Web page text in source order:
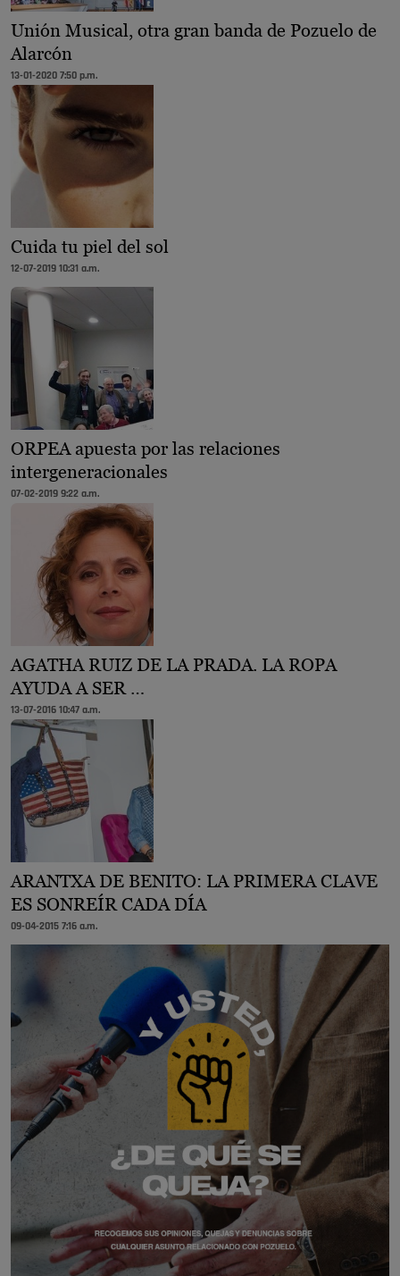
Unión Musical, otra gran banda de Pozuelo de
Alarcón
13-01-2020 7:50 p.m.
Cuida tu piel del sol
12-07-2019 10:31 a.m.
ORPEA apuesta por las relaciones
intergeneracionales
07-02-2019 9:22 a.m.
AGATHA RUIZ DE LA PRADA. LA ROPA
AYUDA A SER …
13-07-2016 10:47 a.m.
ARANTXA DE BENITO: LA PRIMERA CLAVE
ES SONREÍR CADA DÍA
09-04-2015 7:16 a.m.